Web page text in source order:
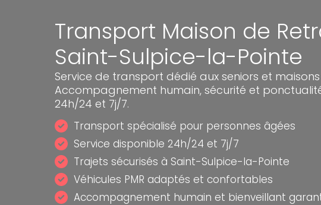
Transport Maison de
Saint-Sulpice-la-Pointe
Service de transport dédié aux seniors et
Accompagnement humain, sécurité et
24h/24 et 7j/7.
Transport spécialisé pour personnes âgées
Service disponible 24h/24 et 7j/7
Trajets sécurisés à Saint-Sulpice-la-Pointe
Véhicules PMR adaptés et confortables
Accompagnement humain et bienveillant